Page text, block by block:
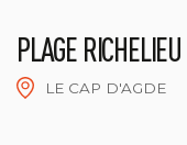
PLAGE
LE CAP D'AGDE